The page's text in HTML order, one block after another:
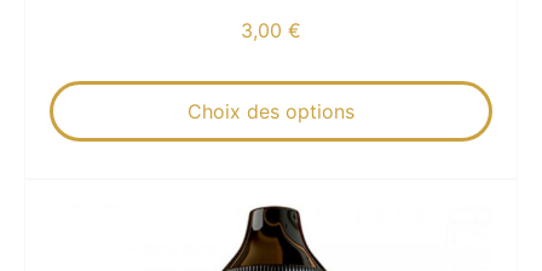
3,00 €
Choix des options